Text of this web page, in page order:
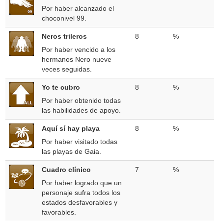
Por haber alcanzado el
choconivel 99.
Neros trileros
Por haber vencido a los
hermanos Nero nueve
veces seguidas.
8 %
Yo te cubro
Por haber obtenido todas
las habilidades de apoyo.
8 %
Aquí sí hay playa
Por haber visitado todas
las playas de Gaia.
8 %
Cuadro clínico
Por haber logrado que un
personaje sufra todos los
estados desfavorables y
favorables.
7 %